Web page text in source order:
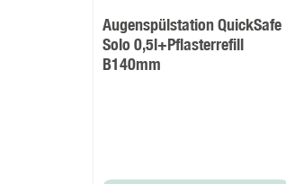
Augenspülstation QuickSafe
Solo 0,5l+Pflasterrefill
B140mm